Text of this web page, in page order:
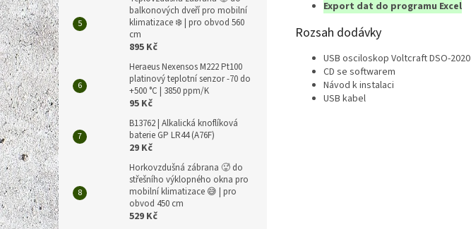
balkonových dveří pro mobilní
klimatizace ❄️ | pro obvod 560
cm
895 Kč
Heraeus Nexensos M222 Pt100
platinový teplotní senzor -70 do
+500 °C | 3850 ppm/K
95 Kč
B13762 | Alkalická knoflíková
baterie GP LR44 (A76F)
29 Kč
Horkovzdušná zábrana 🥵 do
střešního výklopného okna pro
mobilní klimatizace 😅 | pro
obvod 450 cm
529 Kč
Export dat do programu Excel
Rozsah dodávky
USB osciloskop Voltcraft DSO-2020
CD se softwarem
Návod k instalaci
USB kabel